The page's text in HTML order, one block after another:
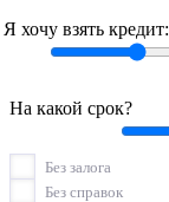
Я хочу взять кредит:
На какой срок?
Без залога
Без справок